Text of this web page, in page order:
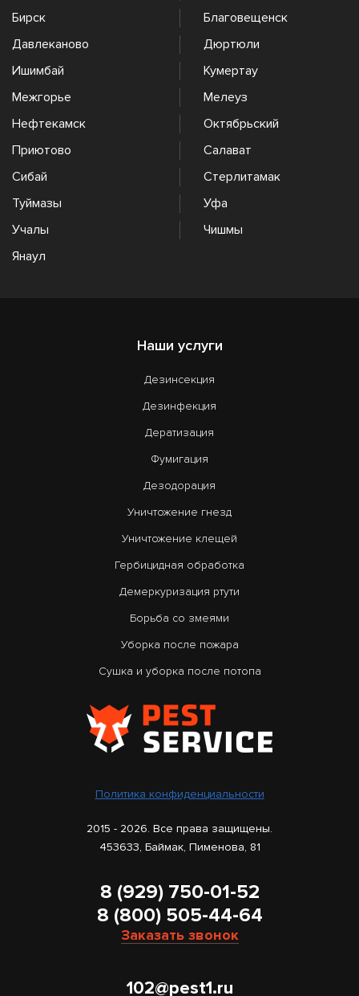
Бирск
Благовещенск
Давлеканово
Дюртюли
Ишимбай
Кумертау
Межгорье
Мелеуз
Нефтекамск
Октябрьский
Приютово
Салават
Сибай
Стерлитамак
Туймазы
Уфа
Учалы
Чишмы
Янаул
Наши услуги
Дезинсекция
Дезинфекция
Дератизация
Фумигация
Дезодорация
Уничтожение гнезд
Уничтожение клещей
Гербицидная обработка
Демеркуризация ртути
Борьба со змеями
Уборка после пожара
Сушка и уборка после потопа
Политика конфиденциальности
2015 - 2026. Все права защищены.
453633, Баймак, Пименова, 81
8 (929) 750-01-52
8 (800) 505-44-64
Заказать звонок
102@pest1.ru